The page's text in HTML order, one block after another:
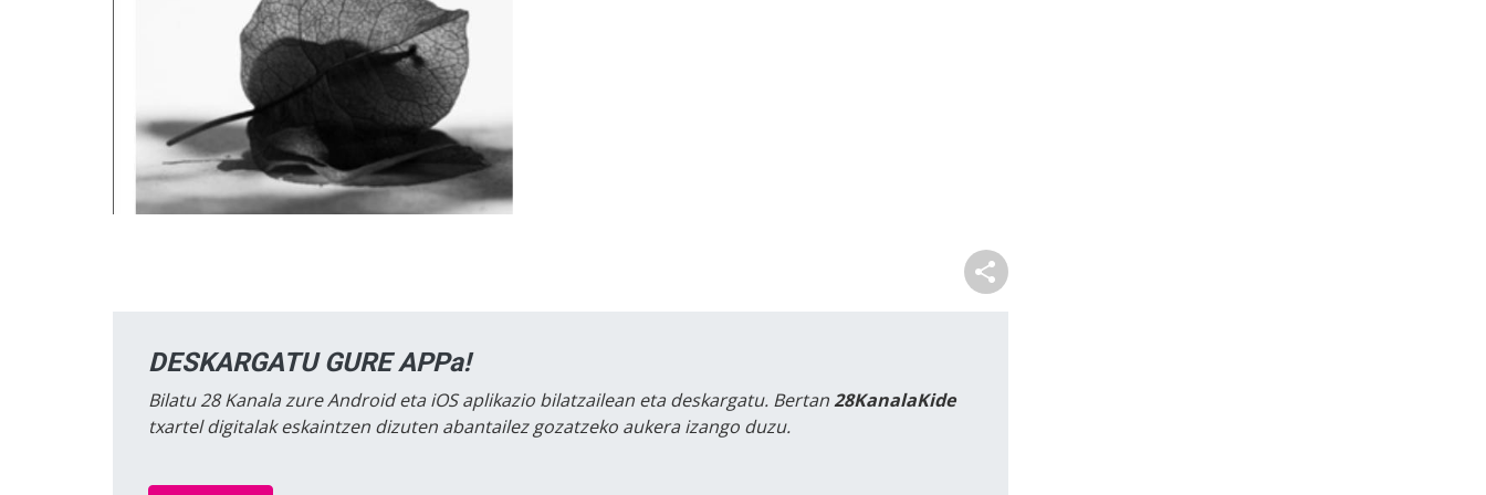
DESKARGATU GURE APPa!
Bilatu 28 Kanala zure Android eta iOS aplikazio bilatzailean eta deskargatu. Bertan28KanalaKide
txartel digitalak eskaintzen dizuten abantailez gozatzeko aukera izango duzu.